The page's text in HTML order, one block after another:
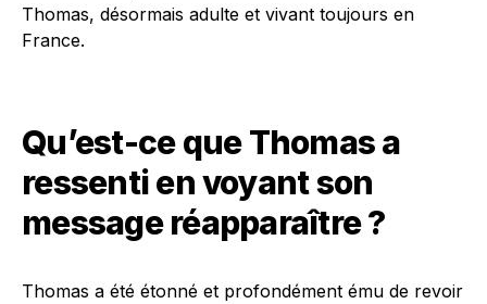
Thomas, désormais adulte et vivant toujours en
France.
Qu’est-ce que Thomas a
ressenti en voyant son
message réapparaître ?
Thomas a été étonné et profondément ému de revoir